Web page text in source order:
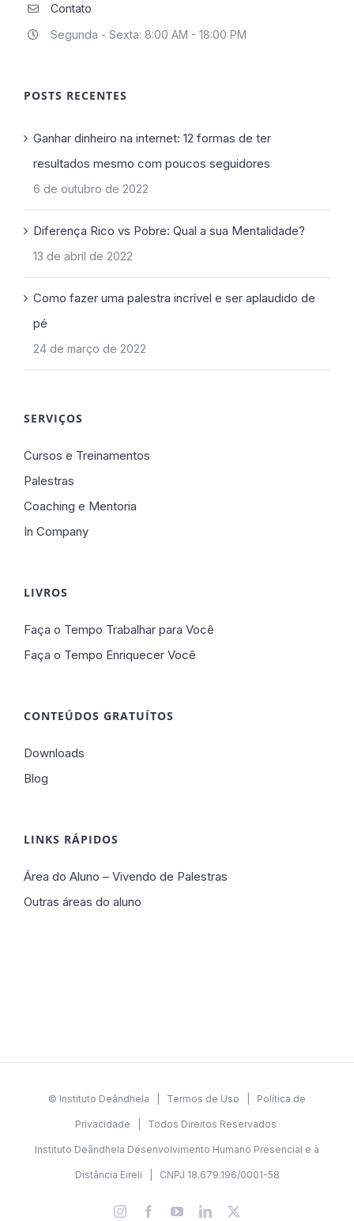
Contato
Segunda - Sexta: 8:00 AM - 18:00 PM
POSTS RECENTES
Ganhar dinheiro na internet: 12 formas de ter
resultados mesmo com poucos seguidores
6 de outubro de 2022
Diferença Rico vs Pobre: Qual a sua Mentalidade?
13 de abril de 2022
Como fazer uma palestra incrível e ser aplaudido de
pé
24 de março de 2022
SERVIÇOS
Cursos e Treinamentos
Palestras
Coaching e Mentoria
In Company
LIVROS
Faça o Tempo Trabalhar para Você
Faça o Tempo Enriquecer Você
CONTEÚDOS GRATUÍTOS
Downloads
Blog
LINKS RÁPIDOS
Área do Aluno – Vivendo de Palestras
Outras áreas do aluno
© Instituto Deândhela | Termos de Uso Política de
Privacidade | Todos Direitos Reservados
Instituto Deândhela Desenvolvimento Humano Presencial e à
Distância Eireli | CNPJ 18.679.196/0001-58